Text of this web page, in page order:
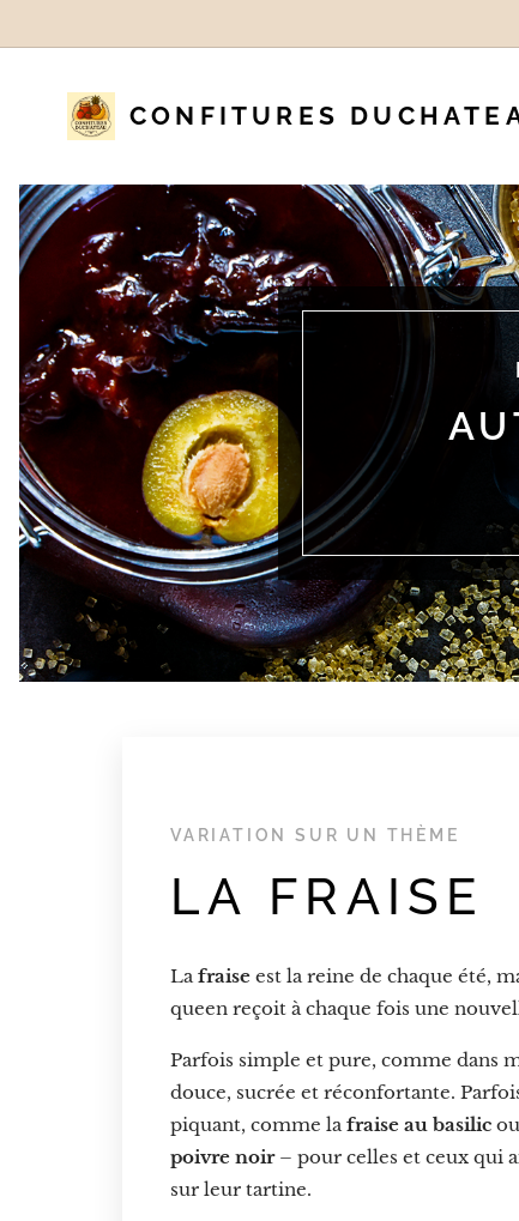
CONFITURES
VARIATION SUR UN THÈME
LA FRAISE
Lafraise est la reine de chaque été,
queen reçoit à chaque fois une
Parfois simple et pure, comme dans
douce, sucrée et réconfortante.
piquant, comme lafraise au basilic
poivre noir– pour celles et ceux qui
sur leur tartine.